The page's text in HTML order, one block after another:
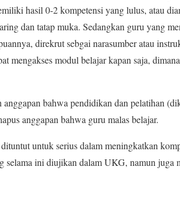
hasil 0-2 kompetensi yang lulus, atau
dan tatap muka. Sedangkan guru yang
direkrut sebgai narasumber atau
mengakses modul belajar kapan saja,
bahwa pendidikan dan pelatihan
anggapan bahwa guru malas belajar.
untuk serius dalam meningkatkan
selama ini diujikan dalam UKG, namun juga